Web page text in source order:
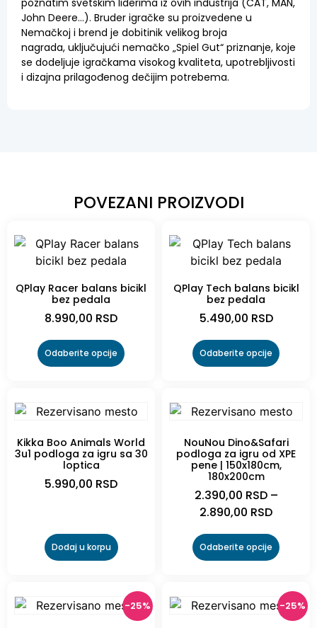
poznatim svetskim liderima iz ovih industrija (CAT, MAN,
John Deere…). Bruder igračke su proizvedene u
Nemačkoj i brend je dobitinik velikog broja
nagrada, uključujući nemačko „Spiel Gut“ priznanje, koje
se dodeljuje igračkama visokog kvaliteta, upotrebljivosti
i dizajna prilagođenog dečijim potrebema.
POVEZANI PROIZVODI
QPlay Racer balans bicikl
bez pedala
8.990,00 RSD
Odaberite opcije
QPlay Tech balans bicikl
bez pedala
5.490,00 RSD
Odaberite opcije
Kikka Boo Animals World
3u1 podloga za igru sa 30
loptica
5.990,00 RSD
Dodaj u korpu
NouNou Dino&Safari
podloga za igru od XPE
pene | 150x180cm,
180x200cm
2.390,00 RSD –
2.890,00 RSD
Odaberite opcije
-25% -25%